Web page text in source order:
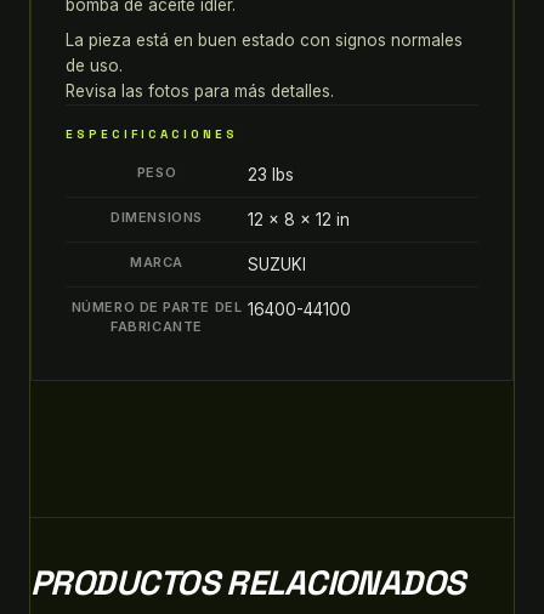
DE
CLUTCH
DE
MOTOR
BOMBA
IDLER
bomba de aceite idler.
La pieza está en buen estado con signos normales
de uso.
Revisa las fotos para más detalles.
ESPECIFICACIONES
PESO 23 lbs
DIMENSIONS 12 × 8 × 12 in
MARCA SUZUKI
NÚMERO DE PARTE DEL
FABRICANTE
16400-44100
PRODUCTOS RELACIONADOS